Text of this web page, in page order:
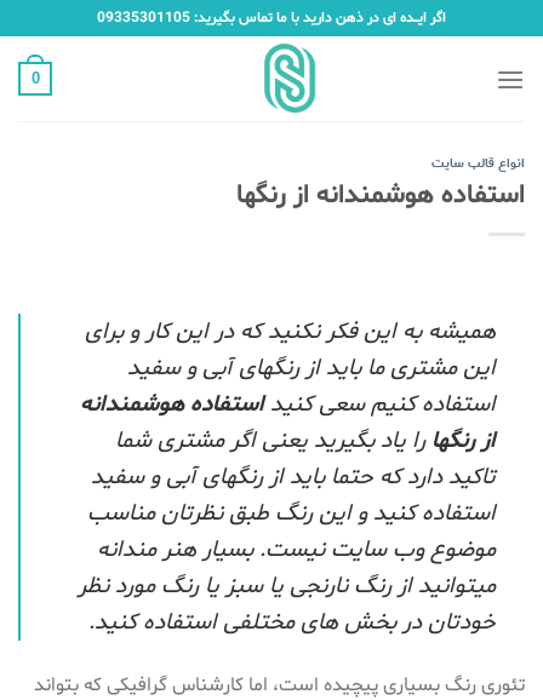
to
content
اگر ایـــده ای در ذهن دارید با ما تماس بگیرید: 09335301105
0
انواع قالب سایت
استفاده هوشمندانه از رنگها
همیشه به این فکر نکنید که در این کار و برای
این مشتری ما باید از رنگهای آبی و سفید
استفاده کنیم سعی کنیداستفاده هوشمندانه
از رنگها را یاد بگیرید یعنی اگر مشتری شما
تاکید دارد که حتما باید از رنگهای آبی و سفید
استفاده کنید و این رنگ طبق نظرتان مناسب
موضوع وب سایت نیست. بسیار هنر مندانه
میتوانید از رنگ نارنجی یا سبز یا رنگ مورد نظر
خودتان در بخش های مختلفی استفاده کنید.
تئوری رنگ بسیاری پیچیده است، اما کارشناس گرافیکی که بتواند